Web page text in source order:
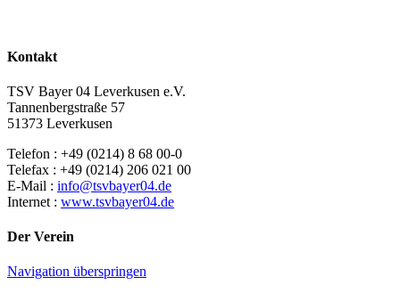
Kontakt
TSV Bayer 04 Leverkusen e.V.
Tannenbergstraße 57
51373 Leverkusen
Telefon : +49 (0214) 8 68 00-0
Telefax : +49 (0214) 206 021 00
E-Mail : info@tsvbayer04.de
Internet : www.tsvbayer04.de
Der Verein
Navigation überspringen